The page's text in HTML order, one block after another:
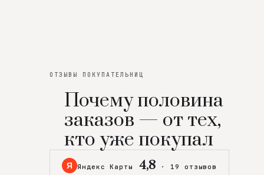
ОТЗЫВЫ ПОКУПАТЕЛЬНИЦ
Почему половина
заказов — от тех,
кто уже покупал
Я Яндекс Карты 4,8 · 19 отзывов